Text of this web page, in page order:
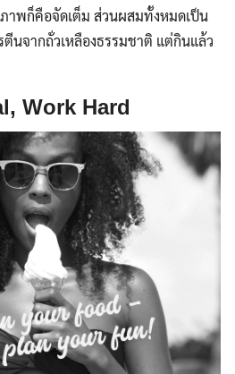
าพก็คือจัดเต็ม ส่วนผสมทั้งหมดเป็น
จากถั่วเหลืองธรรมชาติ แต่กินแล้ว
Work Hard